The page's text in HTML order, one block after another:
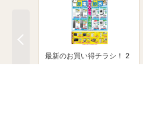
最新のお買い得チラシ！ 2